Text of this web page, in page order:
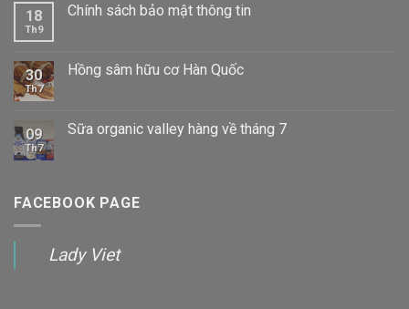
18
Th9
Chính sách bảo mật thông tin
30
Th7
Hồng sâm hữu cơ Hàn Quốc
09
Th7
Sữa organic valley hàng về tháng 7
FACEBOOK PAGE
Lady Viet